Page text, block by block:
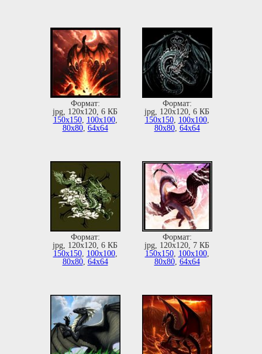
Формат:
jpg, 120х120, 6 КБ
150х150, 100х100,
80х80, 64х64
Формат:
jpg, 120х120, 6 КБ
150х150, 100х100,
80х80, 64х64
Формат:
jpg, 120х120, 6 КБ
150х150, 100х100,
80х80, 64х64
Формат:
jpg, 120х120, 7 КБ
150х150, 100х100,
80х80, 64х64